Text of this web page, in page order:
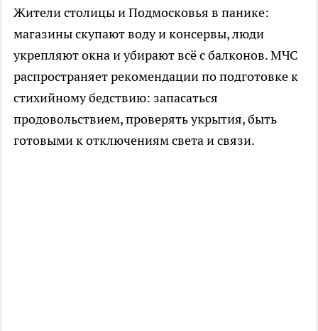
Жители столицы и Подмосковья в панике:
магазины скупают воду и консервы, люди
укрепляют окна и убирают всё с балконов. МЧС
распространяет рекомендации по подготовке к
стихийному бедствию: запасаться
продовольствием, проверять укрытия, быть
готовыми к отключениям света и связи.